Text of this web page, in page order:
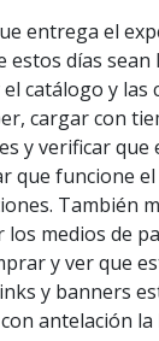
entrega el
estos días sean
catálogo y las
cargar con
y verificar que
que funcione
También
medios de
y ver que
y banners
antelación la